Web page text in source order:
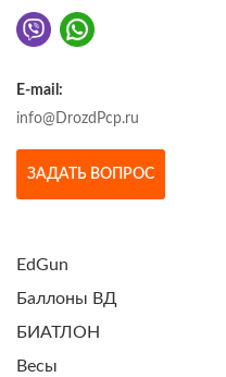
E-mail:
info@DrozdPcp.ru
ЗАДАТЬ ВОПРОС
EdGun
Баллоны ВД
БИАТЛОН
Весы